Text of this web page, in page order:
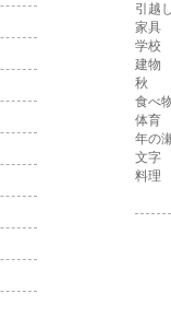
引越し
家具
学校
建物
秋
食べ
体育
年の
文字
料理